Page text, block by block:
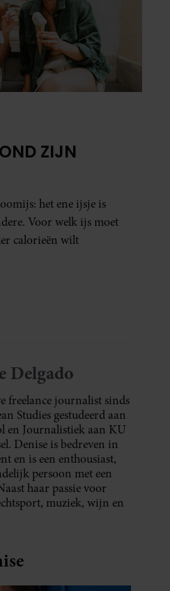
ZIJN
het ene ijsje is
Voor welk ijs moet
calorieën wilt
Delgado
freelance journalist sinds
Studies gestudeerd aan
en Journalistiek aan KU
Denise is bedreven in
en is een enthousiast,
persoon met een
haar passie voor
muziek, wijn en